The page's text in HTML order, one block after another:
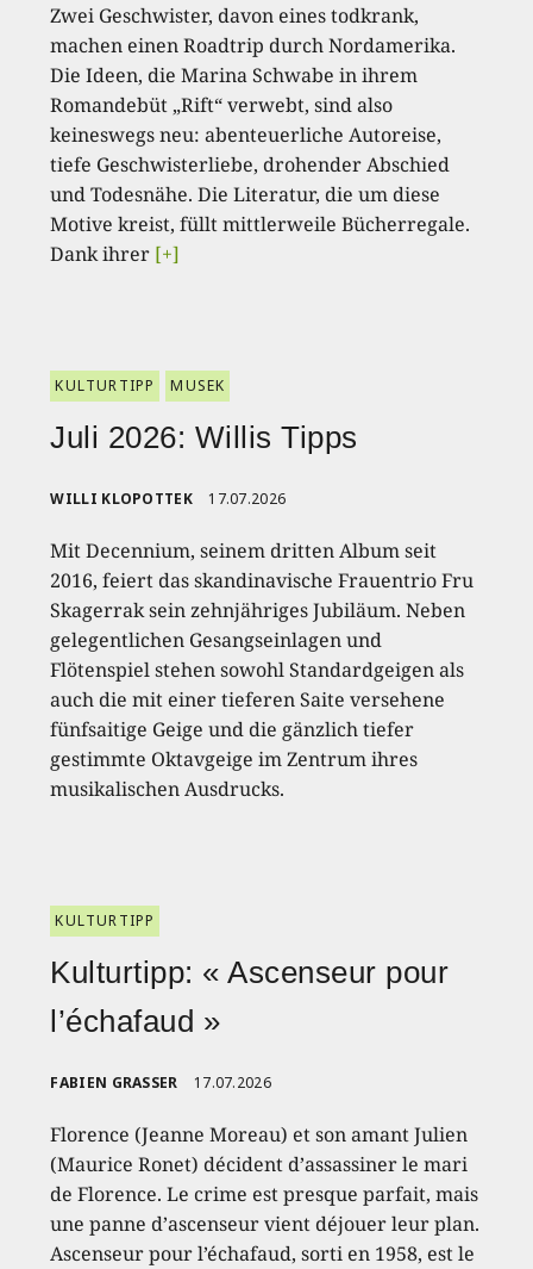
Zwei Geschwister, davon eines todkrank,
machen einen Roadtrip durch Nordamerika.
Die Ideen, die Marina Schwabe in ihrem
Romandebüt „Rift“ verwebt, sind also
keineswegs neu: abenteuerliche Autoreise,
tiefe Geschwisterliebe, drohender Abschied
und Todesnähe. Die Literatur, die um diese
Motive kreist, füllt mittlerweile Bücherregale.
Dank ihrer [+]
KULTURTIPP MUSEK
Juli 2026: Willis Tipps
WILLI KLOPOTTEK 17.07.2026
Mit Decennium, seinem dritten Album seit
2016, feiert das skandinavische Frauentrio Fru
Skagerrak sein zehnjähriges Jubiläum. Neben
gelegentlichen Gesangseinlagen und
Flötenspiel stehen sowohl Standardgeigen als
auch die mit einer tieferen Saite versehene
fünfsaitige Geige und die gänzlich tiefer
gestimmte Oktavgeige im Zentrum ihres
musikalischen Ausdrucks.
KULTURTIPP
Kulturtipp: « Ascenseur pour
l’échafaud »
FABIEN GRASSER 17.07.2026
Florence (Jeanne Moreau) et son amant Julien
(Maurice Ronet) décident d’assassiner le mari
de Florence. Le crime est presque parfait, mais
une panne d’ascenseur vient déjouer leur plan.
Ascenseur pour l’échafaud, sorti en 1958, est le